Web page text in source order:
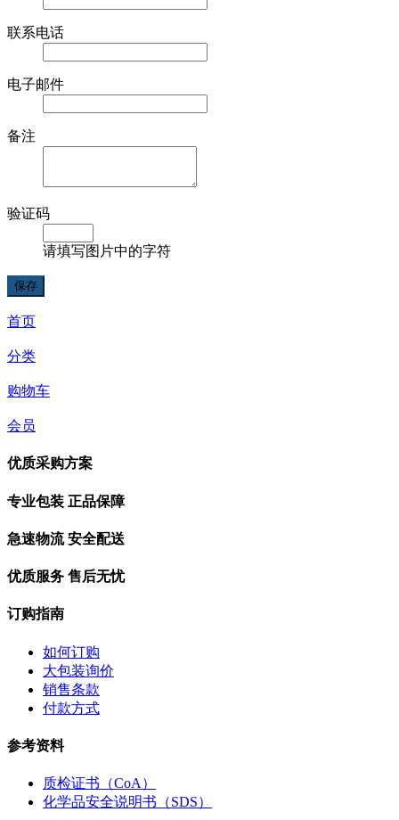
联系电话
电子邮件
备注
验证码
请填写图片中的字符
首页
分类
购物车
会员
优质采购方案
专业包装 正品保障
急速物流 安全配送
优质服务 售后无忧
订购指南
如何订购
大包装询价
销售条款
付款方式
参考资料
质检证书（CoA）
化学品安全说明书（SDS）